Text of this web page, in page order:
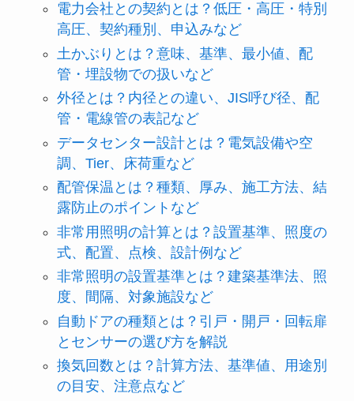
電力会社との契約とは？低圧・高圧・特別
高圧、契約種別、申込みなど
土かぶりとは？意味、基準、最小値、配
管・埋設物での扱いなど
外径とは？内径との違い、JIS呼び径、配
管・電線管の表記など
データセンター設計とは？電気設備や空
調、Tier、床荷重など
配管保温とは？種類、厚み、施工方法、結
露防止のポイントなど
非常用照明の計算とは？設置基準、照度の
式、配置、点検、設計例など
非常照明の設置基準とは？建築基準法、照
度、間隔、対象施設など
自動ドアの種類とは？引戸・開戸・回転扉
とセンサーの選び方を解説
換気回数とは？計算方法、基準値、用途別
の目安、注意点など